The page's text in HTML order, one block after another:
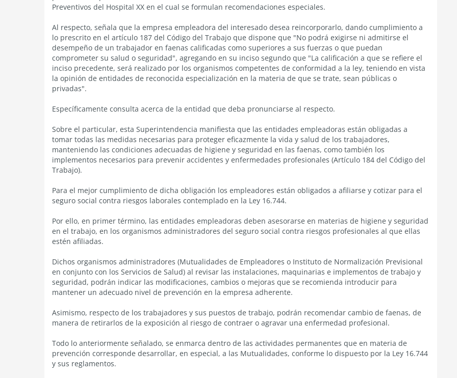
Preventivos del Hospital XX en el cual se formulan recomendaciones especiales.
Al respecto, señala que la empresa empleadora del interesado desea reincorporarlo, dando cumplimiento a
lo prescrito en el artículo 187 del Código del Trabajo que dispone que "No podrá exigirse ni admitirse el
desempeño de un trabajador en faenas calificadas como superiores a sus fuerzas o que puedan
comprometer su salud o seguridad", agregando en su inciso segundo que "La calificación a que se refiere el
inciso precedente, será realizado por los organismos competentes de conformidad a la ley, teniendo en vista
la opinión de entidades de reconocida especialización en la materia de que se trate, sean públicas o
privadas".
Específicamente consulta acerca de la entidad que deba pronunciarse al respecto.
Sobre el particular, esta Superintendencia manifiesta que las entidades empleadoras están obligadas a
tomar todas las medidas necesarias para proteger eficazmente la vida y salud de los trabajadores,
manteniendo las condiciones adecuadas de higiene y seguridad en las faenas, como también los
implementos necesarios para prevenir accidentes y enfermedades profesionales (Artículo 184 del Código del
Trabajo).
Para el mejor cumplimiento de dicha obligación los empleadores están obligados a afiliarse y cotizar para el
seguro social contra riesgos laborales contemplado en la Ley 16.744.
Por ello, en primer término, las entidades empleadoras deben asesorarse en materias de higiene y seguridad
en el trabajo, en los organismos administradores del seguro social contra riesgos profesionales al que ellas
estén afiliadas.
Dichos organismos administradores (Mutualidades de Empleadores o Instituto de Normalización Previsional
en conjunto con los Servicios de Salud) al revisar las instalaciones, maquinarias e implementos de trabajo y
seguridad, podrán indicar las modificaciones, cambios o mejoras que se recomienda introducir para
mantener un adecuado nivel de prevención en la empresa adherente.
Asimismo, respecto de los trabajadores y sus puestos de trabajo, podrán recomendar cambio de faenas, de
manera de retirarlos de la exposición al riesgo de contraer o agravar una enfermedad profesional.
Todo lo anteriormente señalado, se enmarca dentro de las actividades permanentes que en materia de
prevención corresponde desarrollar, en especial, a las Mutualidades, conforme lo dispuesto por la Ley 16.744
y sus reglamentos.